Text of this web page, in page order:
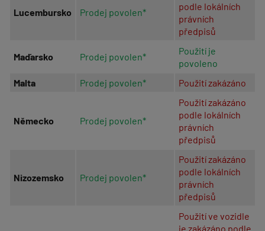
Lucembursko Prodej povolen*
podle lokálních
právních
předpisů
Maďarsko Prodej povolen*
Použití je
povoleno
Malta
Prodej povolen* Použití zakázáno
Německo Prodej povolen*
Použití zakázáno
podle lokálních
právních
předpisů
Nizozemsko Prodej povolen*
Použití zakázáno
podle lokálních
právních
předpisů
Použití ve vozidle
je zakázáno podle